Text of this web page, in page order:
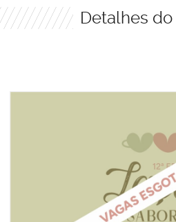
Detalhes do